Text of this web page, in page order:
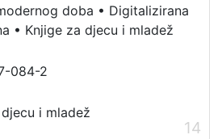
doba • Digitalizirana
• Knjige za djecu i mladež
084-2
i mladež
14